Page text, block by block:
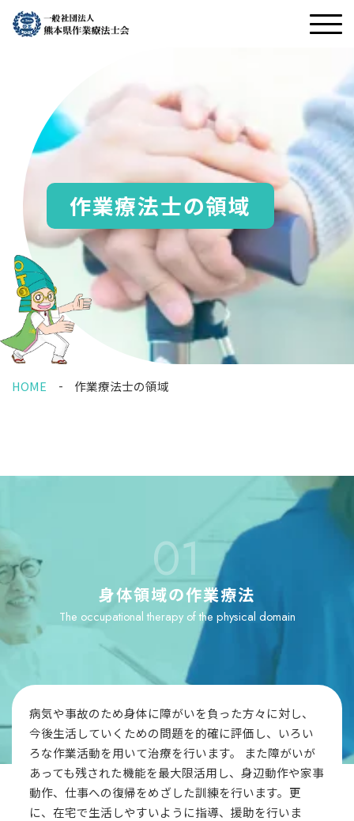
作業療法士の領域
HOME 作業療法士の領域
01
身体領域の作業療法
The occupational therapy of the physical domain
病気や事故のため身体に障がいを負った方々に対し、
今後生活していくための問題を的確に評価し、いろい
ろな作業活動を用いて治療を行います。 また障がいが
あっても残された機能を最大限活用し、身辺動作や家事
動作、仕事への復帰をめざした訓練を行います。更
に、在宅で生活しやすいように指導、援助を行いま